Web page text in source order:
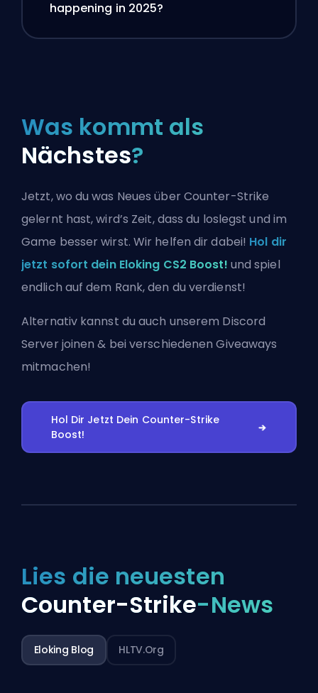
happening in 2025?
Was kommt als
Nächstes?
Jetzt, wo du was Neues über Counter-Strike
gelernt hast, wird’s Zeit, dass du loslegst und im
Game besser wirst. Wir helfen dir dabei! Hol dir
jetzt sofort dein Eloking CS2 Boost! und spiel
endlich auf dem Rank, den du verdienst!
Alternativ kannst du auch unserem Discord
Server joinen & bei verschiedenen Giveaways
mitmachen!
Hol Dir Jetzt Dein Counter-Strike
Boost!
Lies die neuesten
Counter-Strike-News
Eloking Blog HLTV.org